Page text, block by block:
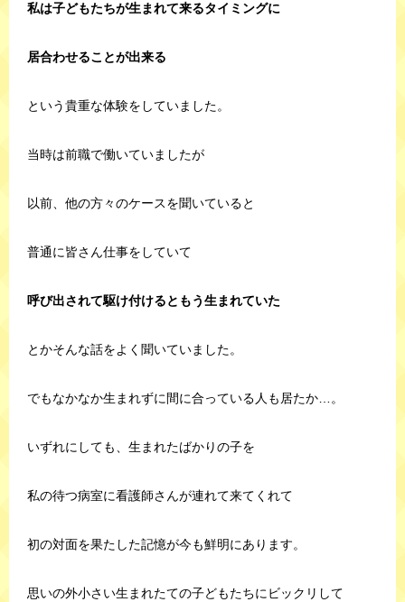
私は子どもたちが生まれて来るタイミングに
居合わせることが出来る
という貴重な体験をしていました。
当時は前職で働いていましたが
以前、他の方々のケースを聞いていると
普通に皆さん仕事をしていて
呼び出されて駆け付けるともう生まれていた
とかそんな話をよく聞いていました。
でもなかなか生まれずに間に合っている人も居たか…。
いずれにしても、生まれたばかりの子を
私の待つ病室に看護師さんが連れて来てくれて
初の対面を果たした記憶が今も鮮明にあります。
思いの外小さい生まれたての子どもたちにビックリして